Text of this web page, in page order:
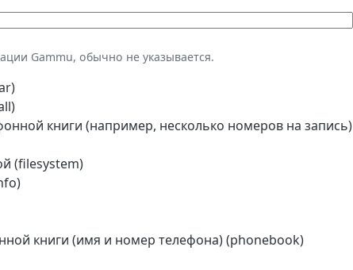
Gammu, обычно не указывается.
книги (например, несколько номеров на запись)
(filesystem)
книги (имя и номер телефона) (phonebook)